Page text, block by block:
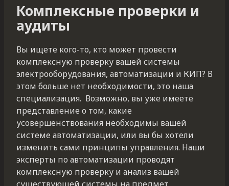
Комплексные проверки и
аудиты
Вы ищете кого-то, кто может провести
комплексную проверку вашей системы
электрооборудования, автоматизации и КИП? В
этом больше нет необходимости, это наша
специализация. Возможно, вы уже имеете
представление о том, какие
усовершенствования необходимы вашей
системе автоматизации, или вы бы хотели
изменить сами принципы управления. Наши
эксперты по автоматизации проводят
комплексную проверку и анализ вашей